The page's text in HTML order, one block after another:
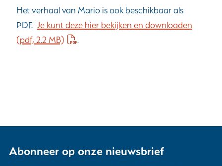
Het verhaal van Mario is ook beschikbaar als
PDF. Je kunt deze hier bekijken en downloaden
(pdf, 2.2 MB)
.
Abonneer op onze nieuwsbrief